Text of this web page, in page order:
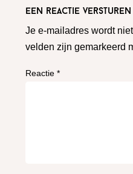
Een reactie versturen
Je e-mailadres wordt
velden zijn gemarkeerd
Reactie*